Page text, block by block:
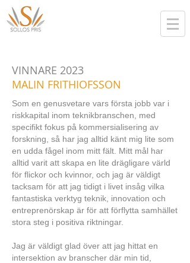
VINNARE 2023
MALIN FRITHIOFSSON
Som en genusvetare vars första jobb var i
riskkapital inom teknikbranschen, med
specifikt fokus på kommersialisering av
forskning, så har jag alltid känt mig lite som
en udda fågel inom mitt fält. Mitt mål har
alltid varit att skapa en lite drägligare värld
för flickor och kvinnor, och jag är väldigt
tacksam för att jag tidigt i livet insåg vilka
fantastiska verktyg teknik, innovation och
entreprenörskap är för att förflytta samhället
stora steg i positiva riktningar.
Jag är väldigt glad över att jag hittat en
intersektion av branscher där min tid,